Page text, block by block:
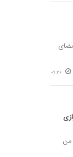
09:26
من